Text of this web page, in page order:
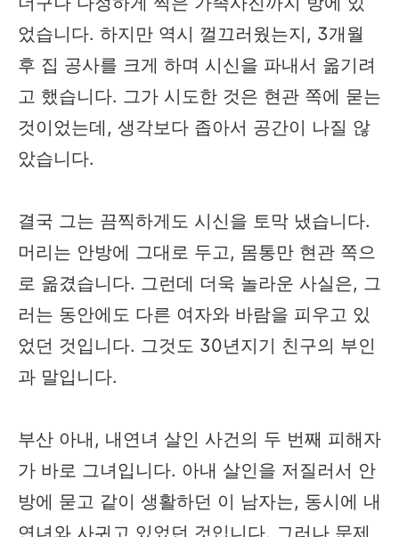
었습니다. 하지만 역시 껄끄러웠는지, 3개월
후 집 공사를 크게 하며 시신을 파내서 옮기려
고 했습니다. 그가 시도한 것은 현관 쪽에 묻는
것이었는데, 생각보다 좁아서 공간이 나질 않
았습니다.
결국 그는 끔찍하게도 시신을 토막 냈습니다.
머리는 안방에 그대로 두고, 몸통만 현관 쪽으
로 옮겼습니다. 그런데 더욱 놀라운 사실은, 그
러는 동안에도 다른 여자와 바람을 피우고 있
었던 것입니다. 그것도 30년지기 친구의 부인
과 말입니다.
부산 아내, 내연녀 살인 사건의 두 번째 피해자
가 바로 그녀입니다. 아내 살인을 저질러서 안
방에 묻고 같이 생활하던 이 남자는, 동시에 내
연녀와 사귀고 있었던 것입니다. 그러나 문제